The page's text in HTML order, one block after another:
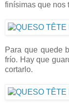
finísimas que nos
Para que quede
frío. Hay que
cortarlo.